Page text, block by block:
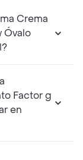
Crema
Óvalo
Factor g
en